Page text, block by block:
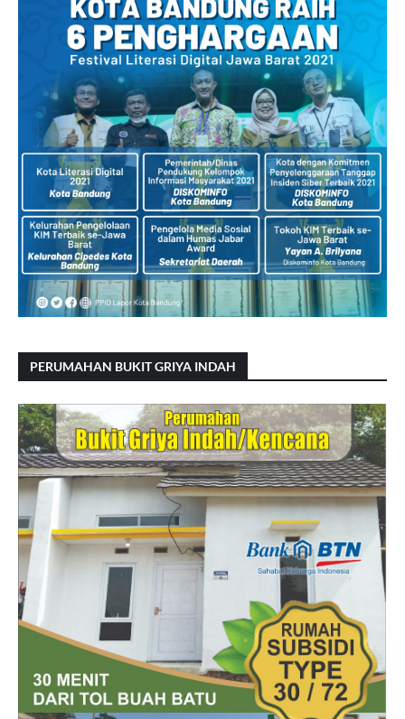
PERUMAHAN BUKIT GRIYA INDAH